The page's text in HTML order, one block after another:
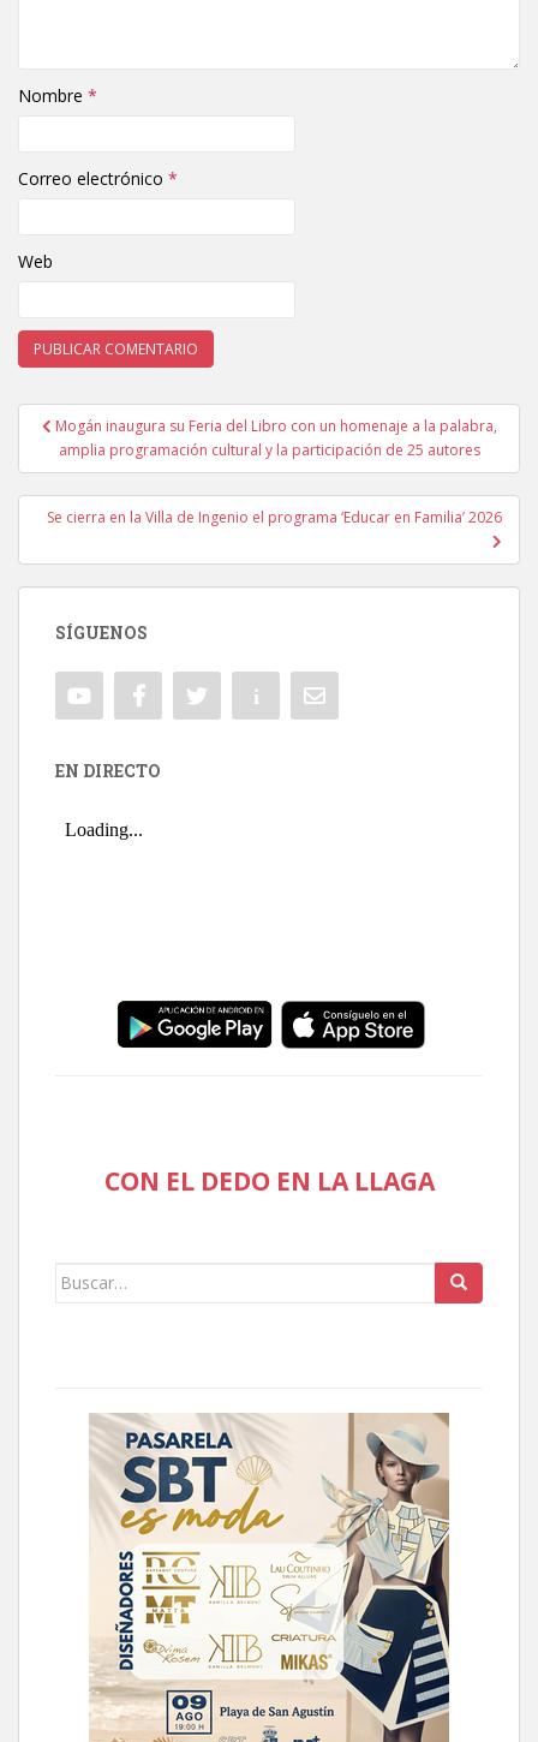
Nombre *
Correo electrónico *
Web
Navegación de entradas
Mogán inaugura su Feria del Libro con un homenaje a la palabra,
amplia programación cultural y la participación de 25 autores
Se cierra en la Villa de Ingenio el programa ‘Educar en Familia’ 2026
SÍGUENOS
EN DIRECTO
CON EL DEDO EN LA LLAGA
Buscar: